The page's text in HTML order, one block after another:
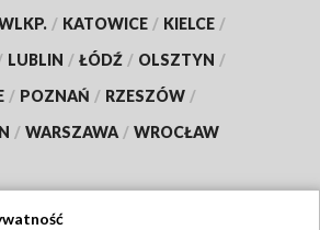
/ KATOWICE / KIELCE /
LUBLIN / ŁÓDŹ / OLSZTYN /
/ POZNAŃ / RZESZÓW /
/ WARSZAWA / WROCŁAW